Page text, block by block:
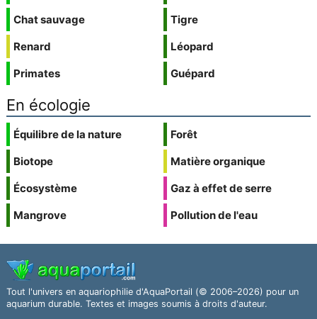
Chat sauvage
Renard
Primates
Tigre
Léopard
Guépard
En écologie
Équilibre de la nature
Biotope
Écosystème
Mangrove
Forêt
Matière organique
Gaz à effet de serre
Pollution de l'eau
Tout l'univers en aquariophilie d'AquaPortail (© 2006–2026) pour un
aquarium durable. Textes et images soumis à droits d'auteur.